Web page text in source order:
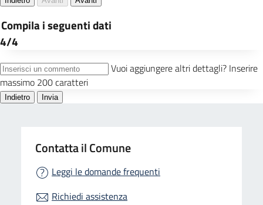
Contatta il Comune
Leggi le domande frequenti
Richiedi assistenza